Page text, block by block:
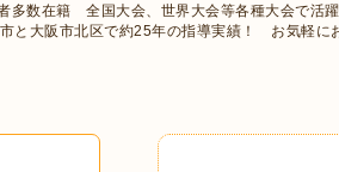
多数在籍 全国大会、世界大会等各種大会で活
と大阪市北区で約25年の指導実績！ お気軽に